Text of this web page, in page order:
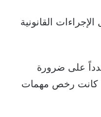
القانونية
على ضرورة
كانت رخص مهمات